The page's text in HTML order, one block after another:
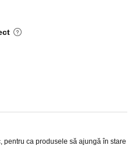
pentru ca produsele să ajungă în stare